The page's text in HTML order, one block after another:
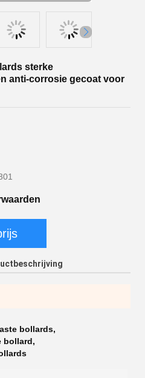
sterke
anti-corrosie gecoat voor
bollards,
bollard,